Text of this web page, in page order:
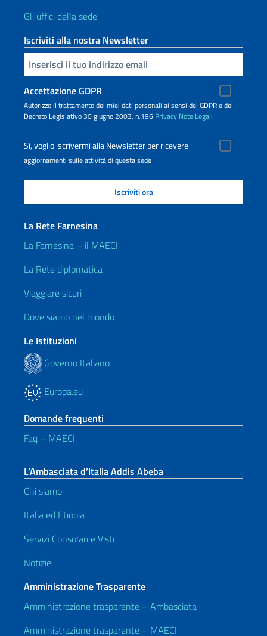
Gli uffici della sede
Iscriviti alla nostra Newsletter
Inserisci la tua email
Accettazione GDPR
Autorizzo il trattamento dei miei dati personali ai sensi del GDPR e del
Decreto Legislativo 30 giugno 2003, n.196 Privacy Note Legali
Sì, voglio iscrivermi alla Newsletter per ricevere
aggiornamenti sulle attività di questa sede
La Rete Farnesina
La Farnesina – il MAECI
La Rete diplomatica
Viaggiare sicuri
Dove siamo nel mondo
Le Istituzioni
Governo Italiano
Europa.eu
Domande frequenti
Faq – MAECI
L’Ambasciata d’Italia Addis Abeba
Chi siamo
Italia ed Etiopia
Servizi Consolari e Visti
Notizie
Amministrazione Trasparente
Amministrazione trasparente – Ambasciata
Amministrazione trasparente – MAECI